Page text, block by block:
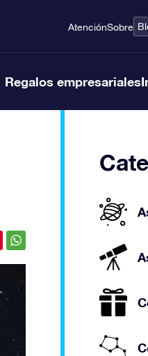
AtenciónSobre
Regalos empresariales